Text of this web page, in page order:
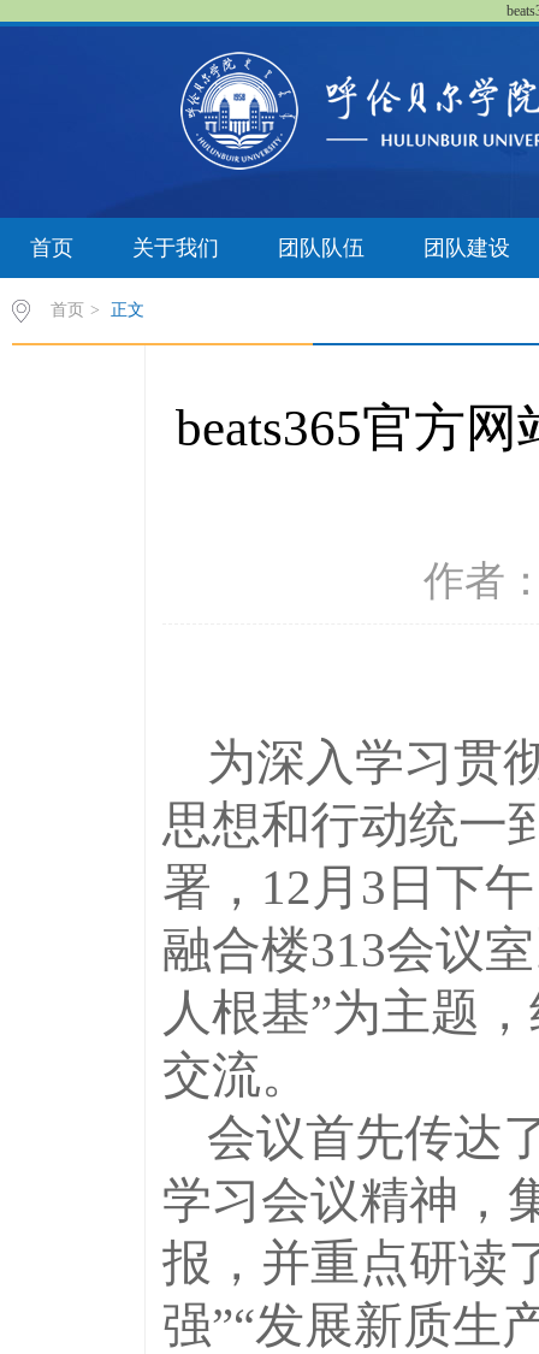
首页 关于我们 团队队伍 团队建设
首页 > 正文
beats365官方
作者
为深入学习贯
思想和行动统一
署， 12 月 3 日下
融合楼313会议
人根基”为主题
交流。
会议首先传达
学习会议精神，
报，并重点研读
强”“发展新质生